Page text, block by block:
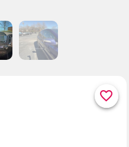
favorite_border